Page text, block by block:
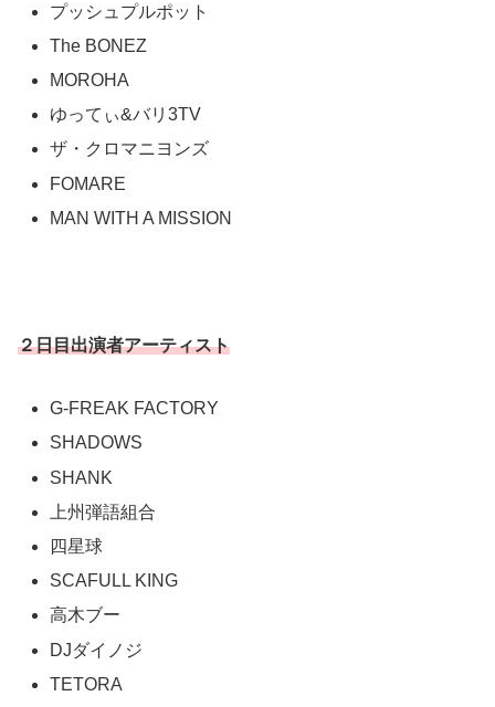
プッシュプルポット
The BONEZ
MOROHA
ゆってぃ&バリ3TV
ザ・クロマニヨンズ
FOMARE
MAN WITH A MISSION
２日目出演者アーティスト
G-FREAK FACTORY
SHADOWS
SHANK
上州弾語組合
四星球
SCAFULL KING
高木ブー
DJダイノジ
TETORA